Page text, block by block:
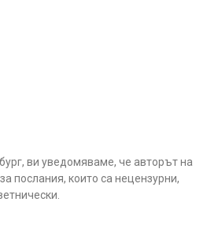
ви уведомяваме, че авторът на
послания, които са нецензурни,